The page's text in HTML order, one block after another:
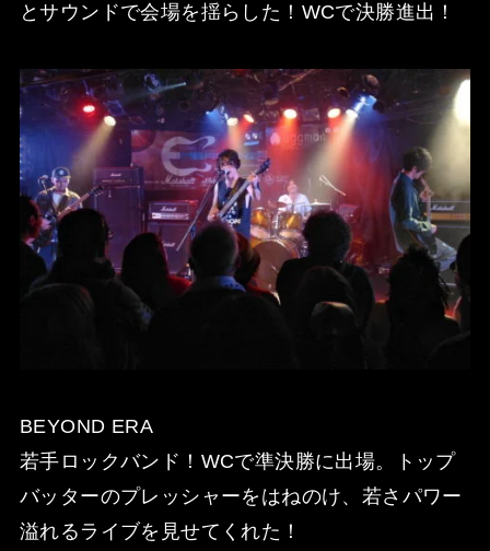
とサウンドで会場を揺らした！WCで決勝進出！
BEYOND ERA
若手ロックバンド！WCで準決勝に出場。トップ
バッターのプレッシャーをはねのけ、若さパワー
溢れるライブを見せてくれた！